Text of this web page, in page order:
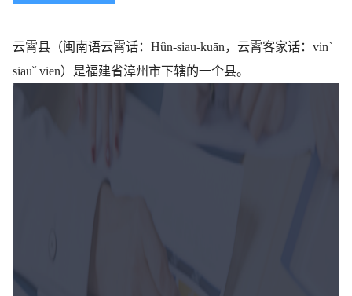
云霄县（闽南语云霄话：Hûn-siau-kuān，云霄客家话：vinˋ
siauˇ vien）是福建省漳州市下辖的一个县。